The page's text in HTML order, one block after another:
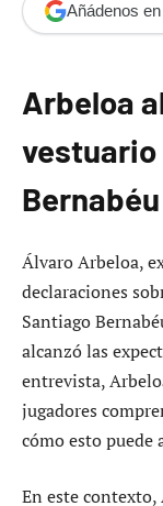
Añádenos
Arbeloa
vestuario
Bernabéu
Álvaro Arbeloa,
declaraciones
Santiago
alcanzó las
entrevista,
jugadores
cómo esto puede
En este contexto,